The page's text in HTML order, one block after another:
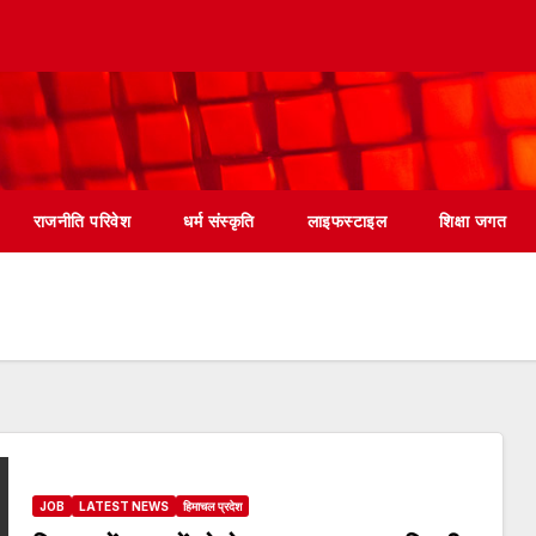
राजनीति परिवेश धर्म संस्कृति लाइफस्टाइल शिक्षा जगत
JOB LATEST NEWS हिमाचल प्रदेश